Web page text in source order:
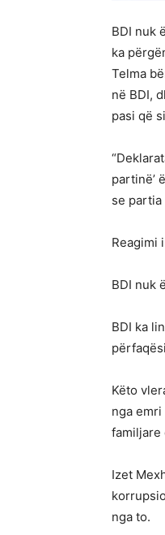
BDI nuk
ka
Telma
në BDI,
pasi që
partinë’
se partia
Reagimi
BDI nuk
BDI ka
Këto
nga
familjare
Izet
nga to.